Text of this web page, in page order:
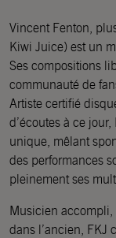
Vincent Fenton,
Kiwi Juice) est un
Ses compositions
communauté de
Artiste certifié
d’écoutes à ce
unique, mêlant
des performances
pleinement ses
Musicien accompli,
dans l’ancien, FKJ